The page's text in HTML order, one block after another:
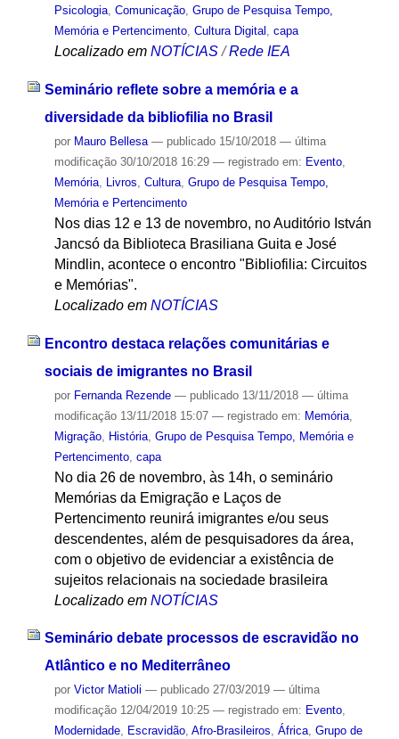
Psicologia, Comunicação, Grupo de Pesquisa Tempo,
Memória e Pertencimento, Cultura Digital , capa
Localizado em NOTÍCIAS /Rede IEA
Seminário reflete sobre a memória e a
diversidade da bibliofilia no Brasil
por Mauro Bellesa — publicado15/10/2018 — última
modificação30/10/2018 16:29 — registrado em: Evento,
Memória, Livros, Cultura, Grupo de Pesquisa Tempo,
Memória e Pertencimento
Nos dias 12 e 13 de novembro, no Auditório István
Jancsó da Biblioteca Brasiliana Guita e José
Mindlin, acontece o encontro "Bibliofilia: Circuitos
e Memórias".
Localizado em NOTÍCIAS
Encontro destaca relações comunitárias e
sociais de imigrantes no Brasil
por Fernanda Rezende — publicado13/11/2018 — última
modificação13/11/2018 15:07 — registrado em: Memória,
Migração, História, Grupo de Pesquisa Tempo, Memória e
Pertencimento, capa
No dia 26 de novembro, às 14h, o seminário
Memórias da Emigração e Laços de
Pertencimento reunirá imigrantes e/ou seus
descendentes, além de pesquisadores da área,
com o objetivo de evidenciar a existência de
sujeitos relacionais na sociedade brasileira
Localizado em NOTÍCIAS
Seminário debate processos de escravidão no
Atlântico e no Mediterrâneo
por Victor Matioli — publicado27/03/2019 — última
modificação12/04/2019 10:25 — registrado em: Evento,
Modernidade, Escravidão, Afro-Brasileiros, África, Grupo de